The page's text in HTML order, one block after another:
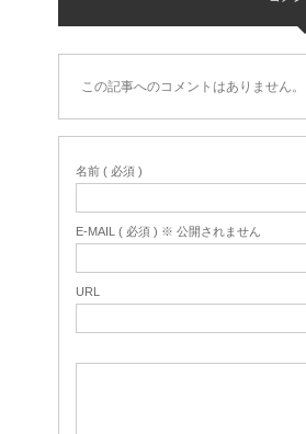
この記事へのコメントはありません。
名前 ( 必須 )
E-MAIL ( 必須 ) ※ 公開されません
URL